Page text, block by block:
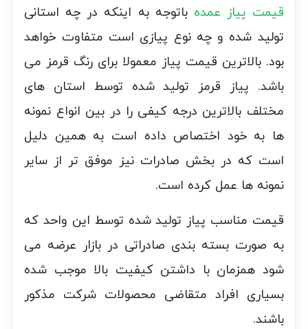
قیمت پیاز عمده باتوجه به اینکه در چه استانی
تولید شده و چه نوع پیازی است متفاوت خواهد
بود. بالاترین قیمت پیاز معمولا برای رنگ قرمز می
باشد. پیاز قرمز تولید شده توسط استان های
مختلف بالاترین درجه کیفی را در بین انواع نمونه
ها به خود اختصاص داده است به همین دلیل
است که در بخش صادرات نیز موفق تر از سایر
نمونه ها عمل کرده است.
قیمت مناسب پیاز تولید شده توسط این واحد که
به صورت بسته بندی صادراتی در بازار عرضه می
شود همزمان با داشتن کیفیت بالا موجب شده
بسیاری افراد متقاضی محصولات شرکت مذکور
باشند.